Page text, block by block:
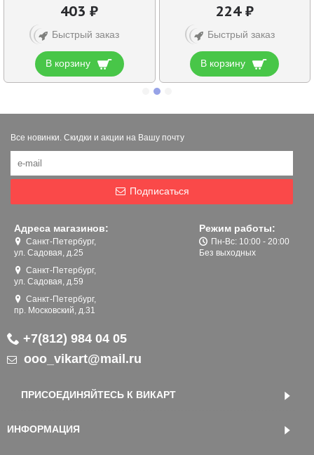
403 ₽
Быстрый заказ
В корзину
224 ₽
Быстрый заказ
В корзину
Все новинки. Скидки и акции на Вашу почту
Подписаться
Адреса магазинов:
Санкт-Петербург,
ул. Садовая, д.25
Санкт-Петербург,
ул. Садовая, д.59
Санкт-Петербург,
пр. Московский, д.31
Режим работы:
Пн-Вс: 10:00 - 20:00
Без выходных
+7(812) 984 04 05
ooo_vikart@mail.ru
ПРИСОЕДИНЯЙТЕСЬ К ВИКАРТ
ИНФОРМАЦИЯ